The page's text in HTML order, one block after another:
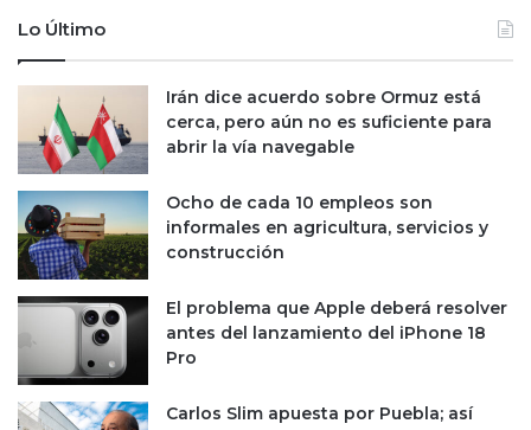
Lo Último
Irán dice acuerdo sobre Ormuz está
cerca, pero aún no es suficiente para
abrir la vía navegable
Ocho de cada 10 empleos son
informales en agricultura, servicios y
construcción
El problema que Apple deberá resolver
antes del lanzamiento del iPhone 18
Pro
Carlos Slim apuesta por Puebla; así